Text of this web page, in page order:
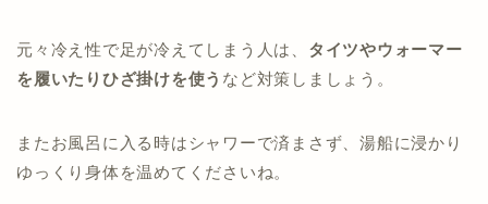
>>部位別むくみ解消マッサージ方法！カンタ
ンなやり方で全身スッキリ
>>足上げでむくみを即効解消！お家でできる
簡単むくみ解消方法
元々冷え性で足が冷えてしまう人は、 タイツやウォーマー
を履いたりひざ掛けを使う など対策しましょう。
またお風呂に入る時はシャワーで済まさず、湯船に浸かり
ゆっくり身体を温めてくださいね。